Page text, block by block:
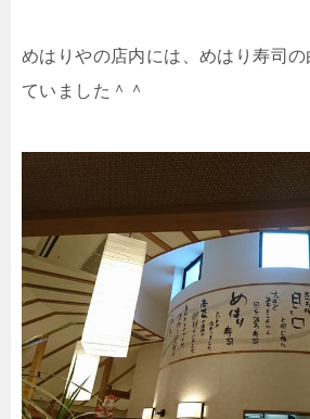
めはりやの店内には、めはり寿司
ていました＾＾